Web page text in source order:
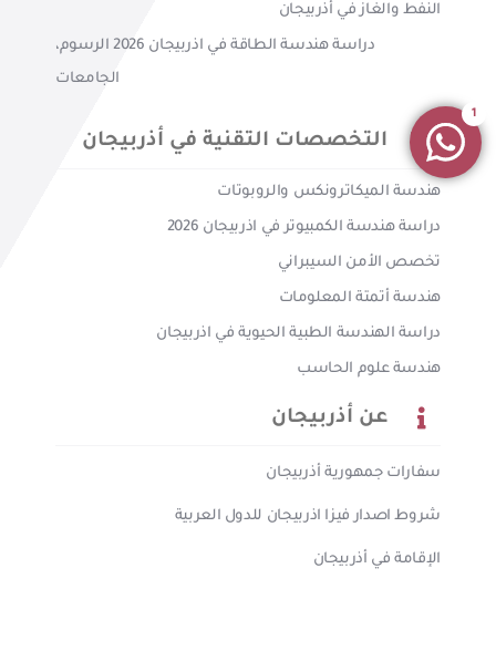
النفط والغاز في أذربيجان
دراسة هندسة الطاقة في اذربيجان 2026 الرسوم،
الجامعات
التخصصات التقنية في أذربيجان
هندسة الميكاترونكس والروبوتات
دراسة هندسة الكمبيوتر في اذربيجان 2026
تخصص الأمن السيبراني
هندسة أتمتة المعلومات
دراسة الهندسة الطبية الحيوية في اذربيجان
هندسة علوم الحاسب
عن أذربيجان
سفارات جمهورية أذربيجان
شروط اصدار فيزا اذربيجان للدول العربية
الإقامة في أذربيجان
1